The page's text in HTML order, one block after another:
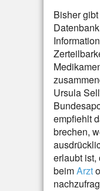
Bisher
Ursula
empfiehlt
brechen,
erlaubt ist,
beimArzt